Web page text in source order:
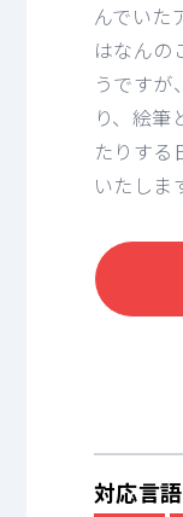
んでいた
はなんの
うですが
り、絵筆
たりする
いたしま
対応言語